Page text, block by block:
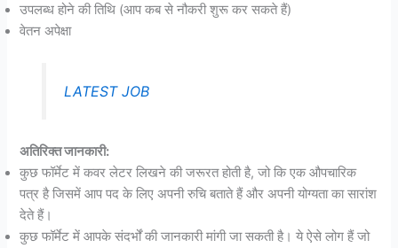
उपलब्ध होने की तिथि (आप कब से नौकरी शुरू कर सकते हैं)
वेतन अपेक्षा
LATEST JOB
अतिरिक्त जानकारी:
कुछ फॉर्मेट में कवर लेटर लिखने की जरूरत होती है, जो कि एक औपचारिक
पत्र है जिसमें आप पद के लिए अपनी रुचि बताते हैं और अपनी योग्यता का सारांश
देते हैं।
कुछ फॉर्मेट में आपके संदर्भों की जानकारी मांगी जा सकती है। ये ऐसे लोग हैं जो